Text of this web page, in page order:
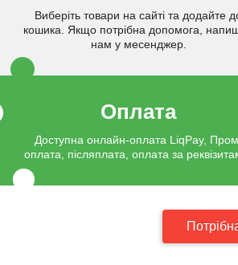
Виберіть товари на сайті та додайте
кошика. Якщо потрібна допомога,
нам у месенджер.
Оплата
Доступна онлайн-оплата LiqPay,
оплата, післяплата, оплата за